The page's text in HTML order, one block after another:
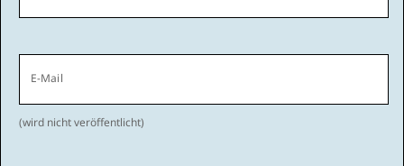
E-Mail
(wird nicht veröffentlicht)